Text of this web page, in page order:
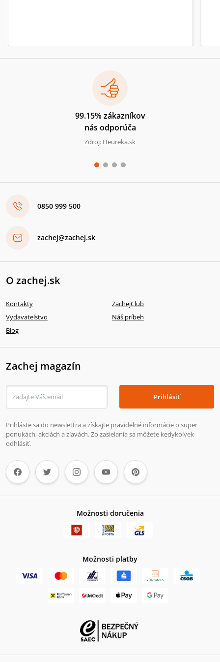
99.15% zákazníkov
nás odporúča
Zdroj: Heureka.sk
0850 999 500
zachej@zachej.sk
O zachej.sk
Kontakty
ZachejClub
Vydavateľstvo
Náš príbeh
Blog
Zachej magazín
Prihlásiť
Prihláste sa do newslettra a získajte pravidelné informácie o super
ponukách, akciách a zľavách. Zo zasielania sa môžete kedykoľvek
odhlásiť.
Možnosti doručenia
Možnosti platby